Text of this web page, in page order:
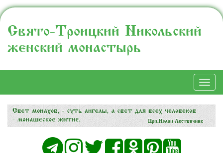
Свято-Троицкий Никольский
женский монастырь